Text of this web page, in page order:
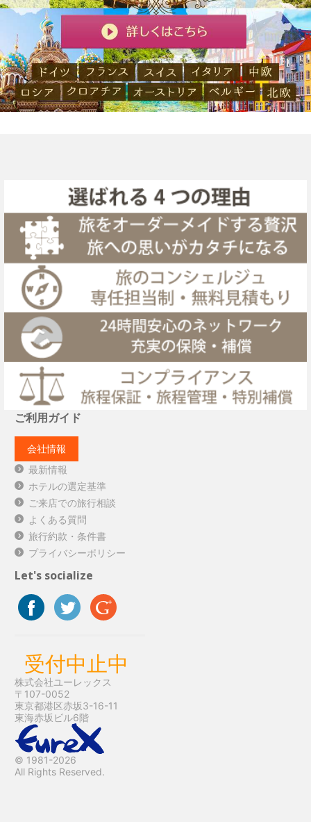
ご利用ガイド
会社情報
最新情報
ホテルの選定基準
ご来店での旅行相談
よくある質問
旅行約款・条件書
プライバシーポリシー
Let's socialize
受付中止中
株式会社ユーレックス
〒107-0052
東京都港区赤坂3-16-11
東海赤坂ビル6階
© 1981-2026
All Rights Reserved.